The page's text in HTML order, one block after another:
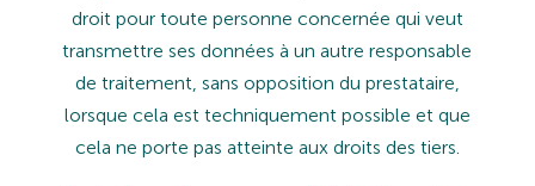
droit pour toute personne concernée qui veut
transmettre ses données à un autre responsable
de traitement, sans opposition du prestataire,
lorsque cela est techniquement possible et que
cela ne porte pas atteinte aux droits des tiers.